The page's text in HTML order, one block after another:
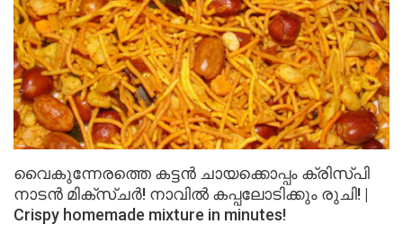
വൈകുന്നേരത്തെ കട്ടൻ ചായക്കൊപ്പം ക്രിസ്പി
നാടൻ മിക്സ്ചർ! നാവിൽ കപ്പലോടിക്കും രുചി! |
Crispy homemade mixture in minutes!